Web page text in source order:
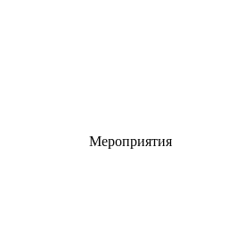
Мероприятия